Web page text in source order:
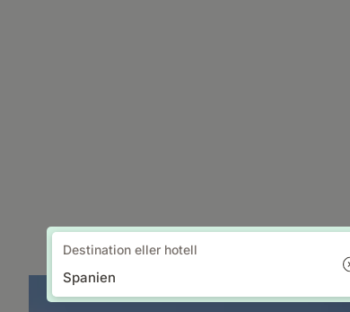
Destination eller hotell